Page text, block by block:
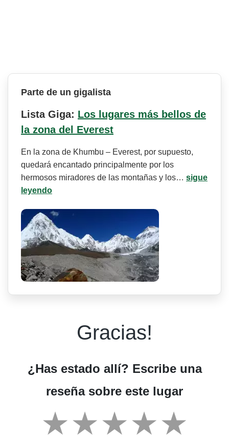
Parte de un gigalista
Lista Giga: Los lugares más bellos de
la zona del Everest
En la zona de Khumbu – Everest, por supuesto,
quedará encantado principalmente por los
hermosos miradores de las montañas y los… sigue
leyendo
Gracias!
¿Has estado allí? Escribe una
reseña sobre este lugar